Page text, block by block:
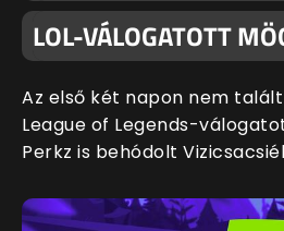
LOL-VÁLOGATOTT
Az első két napon nem
League of Legends-
Perkz is behódolt